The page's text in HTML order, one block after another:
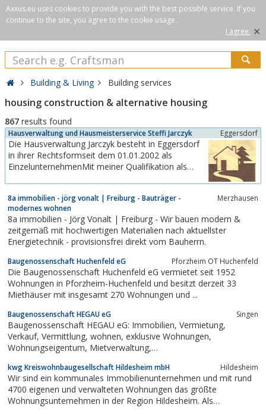
Axxus.eu uses cookies to provide you with the best possible service. If you
continue to the site, you agree to the cookie usage.
I agree. ×
Building & Living Building services
housing construction & alternative housing
867 results found
Hausverwaltung und Hausmeisterservice Steffi Jarczyk Eggersdorf
Die Hausverwaltung Jarczyk besteht in Eggersdorf
in ihrer Rechtsformseit dem 01.01.2002 als
EinzelunternehmenMit meiner Qualifikation als
vorrausgegangene Tätigkeit als Mitarbeiterin bei
einerProjektentwicklungs- und...
8a immobilien - jörg vonalt | Freiburg - Bauträger -
modernes wohnen
Merzhausen
8a immobilien - Jörg Vonalt | Freiburg - Wir bauen modern &
zeitgemäß mit hochwertigen Materialien nach aktuellster
Energietechnik - provisionsfrei direkt vom Bauherrn.
Baugenossenschaft Huchenfeld eG Pforzheim OT Huchenfeld
Die Baugenossenschaft Huchenfeld eG vermietet seit 1952
Wohnungen in Pforzheim-Huchenfeld und besitzt derzeit 33
Miethäuser mit insgesamt 270 Wohnungen und ...
Baugenossenschaft HEGAU eG Singen
Baugenossenschaft HEGAU eG: Immobilien, Vermietung,
Verkauf, Vermittlung, wohnen, exklusive Wohnungen,
Wohnungseigentum, Mietverwaltung,
Bauträger, Projektentwicklung, Energie-Contracting, Contracting,
Gästewohnung, Gästewohnungsservice, Vermögensbildung,...
kwg Kreiswohnbaugesellschaft Hildesheim mbH Hildesheim
Wir sind ein kommunales Immobilienunternehmen und mit rund
4700 eigenen und verwalteten Wohnungen das größte
Wohnungsunternehmen in der Region Hildesheim. Als